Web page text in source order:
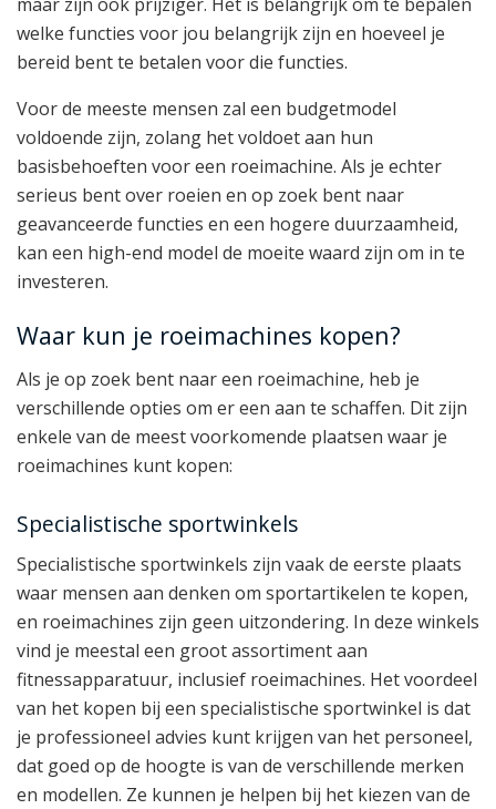
welke functies voor jou belangrijk zijn en hoeveel je
bereid bent te betalen voor die functies.
Voor de meeste mensen zal een budgetmodel
voldoende zijn, zolang het voldoet aan hun
basisbehoeften voor een roeimachine. Als je echter
serieus bent over roeien en op zoek bent naar
geavanceerde functies en een hogere duurzaamheid,
kan een high-end model de moeite waard zijn om in te
investeren.
Waar kun je roeimachines kopen?
Als je op zoek bent naar een roeimachine, heb je
verschillende opties om er een aan te schaffen. Dit zijn
enkele van de meest voorkomende plaatsen waar je
roeimachines kunt kopen:
Specialistische sportwinkels
Specialistische sportwinkels zijn vaak de eerste plaats
waar mensen aan denken om sportartikelen te kopen,
en roeimachines zijn geen uitzondering. In deze winkels
vind je meestal een groot assortiment aan
fitnessapparatuur, inclusief roeimachines. Het voordeel
van het kopen bij een specialistische sportwinkel is dat
je professioneel advies kunt krijgen van het personeel,
dat goed op de hoogte is van de verschillende merken
en modellen. Ze kunnen je helpen bij het kiezen van de